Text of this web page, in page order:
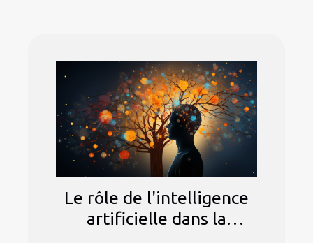
Le rôle de l'intelligence
artificielle dans la